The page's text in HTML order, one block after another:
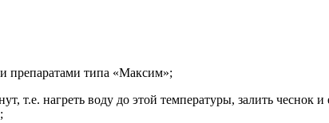
препаратами типа «Максим»;
нагреть воду до этой температуры, залить чеснок и